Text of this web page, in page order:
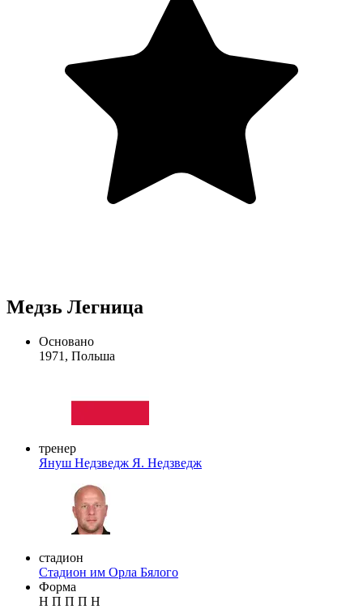
Медзь Легница
Основано
1971, Польша
тренер
Януш Недзведж Я. Недзведж
стадион
Стадион им Орла Бялого
Форма
Н П П П Н